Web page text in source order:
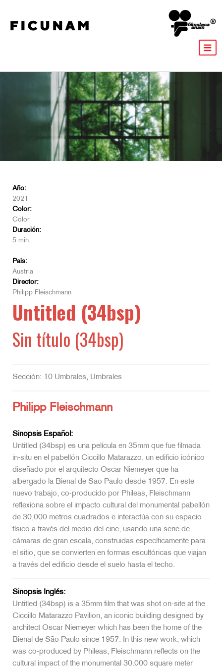
Año:
2021
Color:
Color
Duración:
5 min.
País:
Austria
Director:
Philipp Fleischmann
Untitled (34bsp)
Sin título (34bsp)
Sección: 10 Umbrales, Umbrales
Philipp Fleischmann
Sinopsis Español:
Untitled (34bsp) es una película en 35mm que fue filmada
in-situ en el pabellón Ciccillo Matarazzo, un edificio icónico
diseñado por el arquitecto Oscar Niemeyer que ha
albergado la Bienal de Sao Paulo desde 1957. En este
nuevo trabajo, co-producido por Phileas, Fleischmann
reflexiona sobre el impacto cultural del monumental pabellón
de 30,000 metros cuadrados e interactúa con su espacio
físico a través del medio del cine, usando una serie de
cámaras de gran escala, construidas específicamente para
el sitio, que se convierten en formas escultóricas que viajan
a través del edificio desde el suelo hasta el techo.
Sinopsis Inglés:
Untitled (34bsp) is a 35mm film that was shot on-site at the
Ciccillo Matarazzo Pavilion, an iconic building designed by
architect Oscar Niemeyer which has been the home of the
Bienal de São Paulo since 1957. In this new work, which
was co-produced by Phileas, Fleischmann reflects on the
cultural impact of the monumental 30.000 square meter